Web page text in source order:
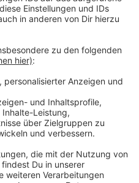
(Niederlande,
Jensen (Dänemark,
Kicka (Weißrussland,
damit, dass sie
Kader präsentieren
im August sein, die
Planungen im
12:53